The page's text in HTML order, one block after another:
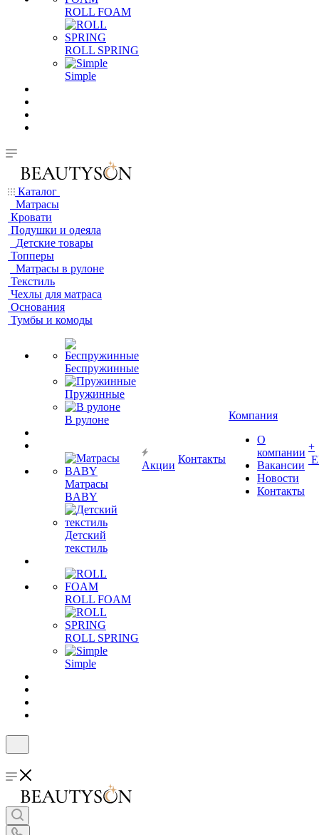
ROLL FOAM
ROLL SPRING
Simple
Каталог
Матрасы
Кровати
Подушки и одеяла
Детские товары
Топперы
Матрасы в рулоне
Текстиль
Чехлы для матраса
Основания
Тумбы и комоды
Беспружинные
Пружинные
В рулоне
Матрасы
BABY
Детский
текстиль
ROLL FOAM
ROLL SPRING
Simple
Акции
Контакты
Компания
О
компании
Вакансии
Новости
Контакты
+